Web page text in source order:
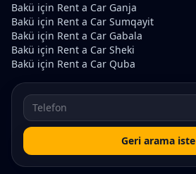
Bakü için Rent a Car Ganja
Bakü için Rent a Car Sumqayit
Bakü için Rent a Car Gabala
Bakü için Rent a Car Sheki
Bakü için Rent a Car Quba
Geri arama iste